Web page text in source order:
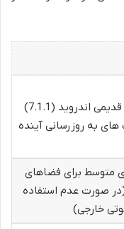
نسخه نسبتاً قدیمی اندروید (7.1.1)
به روزرسانی آینده
متوسط برای فضاهای
صورت عدم استفاده
خارجی)